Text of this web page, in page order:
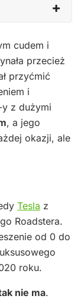
cudem i
przecież
przyćmić
i
z dużymi
, a jego
okazji, ale
Tesla z
Roadstera.
od 0 do
roku.
nie ma.